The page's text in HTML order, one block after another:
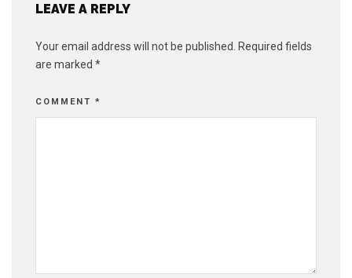
LEAVE A REPLY
Your email address will not be published.
Required fields
are marked *
COMMENT *